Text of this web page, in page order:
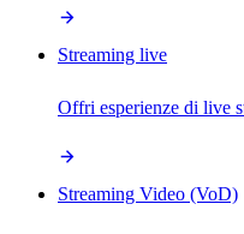
Streaming live
Offri esperienze di live
Streaming Video (VoD)